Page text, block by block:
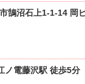
鵠沼石上1-1-14 岡
ノ電藤沢駅 徒歩5分